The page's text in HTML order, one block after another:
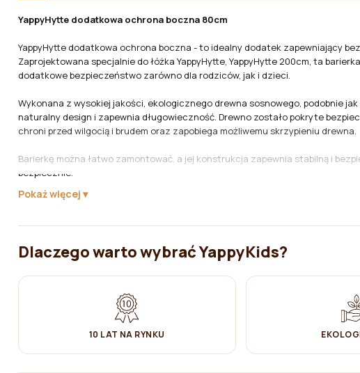
YappyHytte dodatkowa ochrona boczna 80cm
YappyHytte dodatkowa ochrona boczna - to idealny dodatek zapewniający
Zaprojektowana specjalnie do łóżka YappyHytte, YappyHytte 200cm, ta
dodatkowe bezpieczeństwo zarówno dla rodziców, jak i dzieci.
Wykonana z wysokiej jakości, ekologicznego drewna sosnowego, podobnie
naturalny design i zapewnia długowieczność. Drewno zostało pokryte
chroni przed wilgocią i brudem oraz zapobiega możliwemu skrzypieniu drewna.
Barierkę można łatwo zamontować, a jej konstrukcja zapewnia stabilną i
bezpiecznie.
Główne cechy:
- Wykonane z certyfikowanego drewna sosnowego FSC.
- Pokryte ekologicznym, bezpiecznym dla dzieci woskiem.
- Łatwy i bezpieczny montaż.
Nadaje się do łóżek YappyHytte, YappyHytte 200cm
Pokaż więcej
Dlaczego warto wybrać YappyKids?
10 LAT NA RYNKU